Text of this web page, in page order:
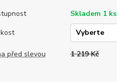
Skladem 1 ks
před slevou 1 219 Kč